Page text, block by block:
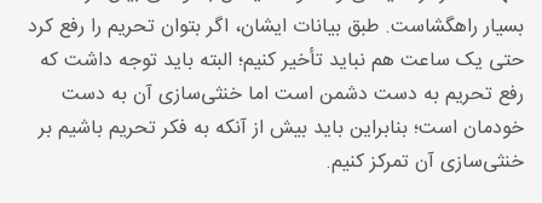
بسیار راهگشاست. طبق بیانات ایشان، اگر بتوان تحریم را رفع کرد
حتی یک ساعت هم نباید تأخیر کنیم؛ البته باید توجه داشت که
رفع تحریم به دست دشمن است اما خنثی‌سازی آن به دست
خودمان است؛ بنابراین باید بیش از آنکه به فکر تحریم باشیم بر
خنثی‌سازی آن تمرکز کنیم.